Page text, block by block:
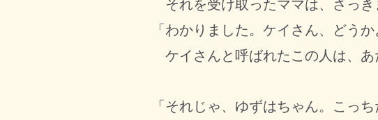
それを受け取ったママは、さっ
「わかりました。ケイさん、どう
ケイさんと呼ばれたこの人は、あ
「それじゃ、ゆずはちゃん。こっち